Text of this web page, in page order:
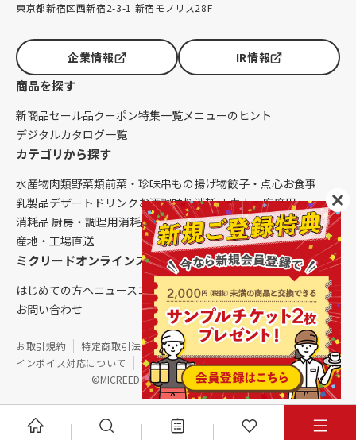
東京都新宿区西新宿2-3-1 新宿モノリス28F
企業情報 IR情報
商品を探す
新商品セール品クーポン特集一覧メニューのヒント
デジタルカタログ一覧
カテゴリから探す
水産物肉類野菜類前菜・珍味串もの揚げ物餃子・点心お食事
乳製品デザート ドリンク お酒調味料消耗品 卓上・客席用
消耗品 厨房・調理用消耗品 クレンリネス生鮮品（配送便限定）
産地・工場直送
ミクリードオンラインストアについて
はじめての方へニュースコラムご利用ガイド会社概要
お問い合わせ
©MICREED CO.,LTD. All Rights Reserved.
お取引規約 特定商取引法に基づく表記
個人情報保護方針
インボイス対応について
サイトマップ